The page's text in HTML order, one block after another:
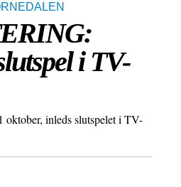
i TV-
oktober, inleds slutspelet i TV-